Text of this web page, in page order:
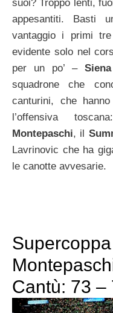
suoi? Troppo lenti,
appesantiti. Basti
vantaggio i primi
evidente solo nel
per un po’ –Siena
squadrone che
canturini, che
l’offensiva
Montepaschi, il
Lavrinovic che ha
le canotte avvesarie.
Cantù: 73 –